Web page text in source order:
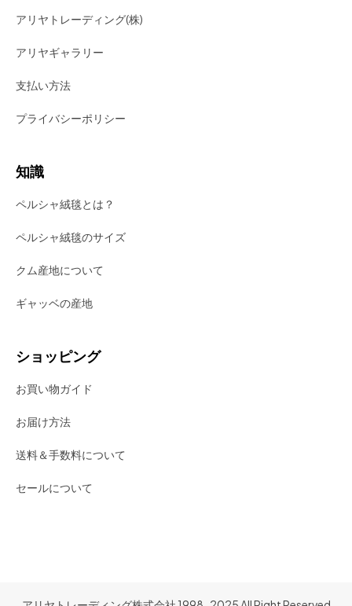
アリヤトレーディング(株)
アリヤギャラリー
支払い方法
プライバシーポリシー
知識
ペルシャ絨毯とは？
ペルシャ絨毯のサイズ
クム産地について
ギャッベの産地
ショッピング
お買い物ガイド
お届け方法
送料＆手数料について
セールについて